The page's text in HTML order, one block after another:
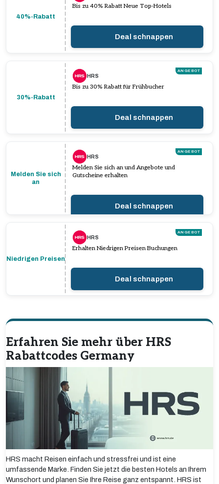
40%-Rabatt
Bis zu 40% Rabatt Neue Top-Hotels
Deal schnappen
30%-Rabatt
ANGEBOT
HRS
Bis zu 30% Rabatt für Frühbucher
Deal schnappen
Melden Sie sich
an
ANGEBOT
HRS
Melden Sie sich an und Angebote und
Gutscheine erhalten
Deal schnappen
Niedrigen Preisen
ANGEBOT
HRS
Erhalten Niedrigen Preisen Buchungen
Deal schnappen
Erfahren Sie mehr über HRS
Rabattcodes Germany
HRS macht Reisen einfach und stressfrei und ist eine
umfassende Marke. Finden Sie jetzt die besten Hotels an Ihrem
Wunschort und planen Sie Ihre Reise ganz entspannt. HRS ist